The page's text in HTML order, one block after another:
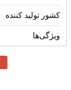
کشور تولید کننده
ویژگی‌ها